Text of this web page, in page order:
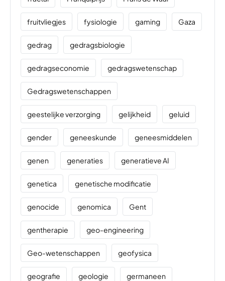
fruitvliegjes fysiologie gaming Gaza
gedrag gedragsbiologie
gedragseconomie gedragswetenschap
Gedragswetenschappen
geestelijke verzorging gelijkheid geluid
gender geneeskunde geneesmiddelen
genen generaties generatieve AI
genetica genetische modificatie
genocide genomica Gent
gentherapie geo-engineering
Geo-wetenschappen geofysica
geografie geologie germaneen